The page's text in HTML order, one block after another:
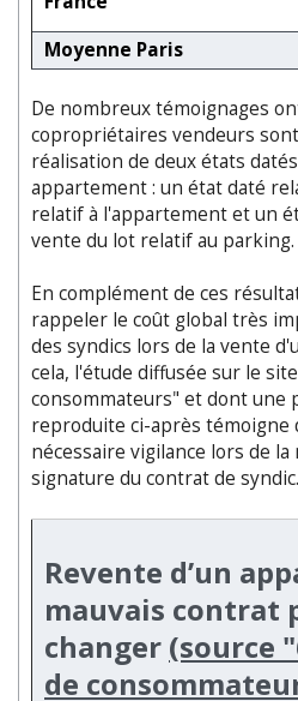
Moyenne Paris
De nombreux témoignages
copropriétaires vendeurs
réalisation de deux états
appartement : un état daté
relatif à l'appartement et un
vente du lot relatif au parking.
En complément de ces
rappeler le coût global très
des syndics lors de la vente
cela, l'étude diffusée sur le
consommateurs" et dont une
reproduite ci-après témoigne
nécessaire vigilance lors de
signature du contrat de syndic.
Revente d’un
mauvais contrat
changer (source
de